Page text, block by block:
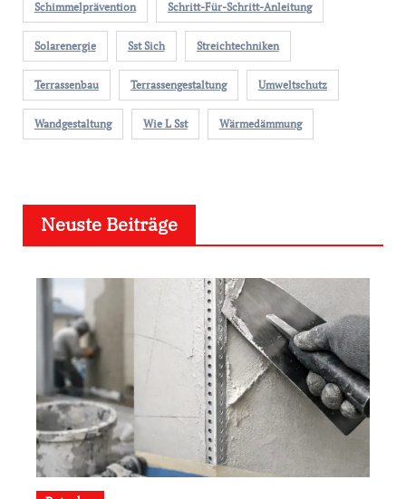
Schimmelprävention Schritt-Für-Schritt-Anleitung
Solarenergie Sst Sich Streichtechniken
Terrassenbau Terrassengestaltung Umweltschutz
Wandgestaltung Wie L Sst Wärmedämmung
Neuste Beiträge